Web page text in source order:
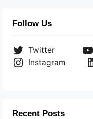
Follow Us
Twitter
Instagram
Recent Posts